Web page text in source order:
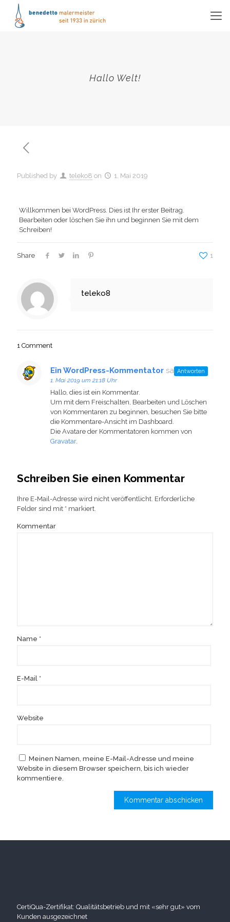
Hallo Welt!
Published by teleko8 on 1. Mai 2019
Willkommen bei WordPress. Dies ist Ihr erster Beitrag.
Bearbeiten oder löschen Sie ihn und beginnen Sie mit dem
Schreiben!
Share 1
teleko8
1 Comment
Ein WordPress-Kommentator sagt:
1. Mai 2019 um 21:18 Uhr
Hallo, dies ist ein Kommentar.
Um mit dem Freischalten, Bearbeiten und Löschen
von Kommentaren zu beginnen, besuchen Sie bitte
die Kommentare-Ansicht im Dashboard.
Die Avatare der Kommentatoren kommen von
Gravatar.
Antworten
Schreiben Sie einen Kommentar
Ihre E-Mail-Adresse wird nicht veröffentlicht. Erforderliche
Felder sind mit * markiert.
Kommentar
Name *
E-Mail *
Website
Meinen Namen, meine E-Mail-Adresse und meine
Website in diesem Browser speichern, bis ich wieder
kommentiere.
CertiQua-Zertifikat: Qualitätsbetrieb und mit «sehr gut» vom
Kunden ausgezeichnet